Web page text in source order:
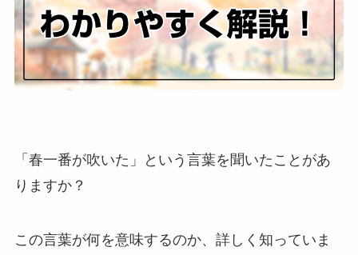
「春一番が吹いた」という言葉を聞いたことがあ
りますか？
この言葉が何を意味するのか、詳しく知っていま